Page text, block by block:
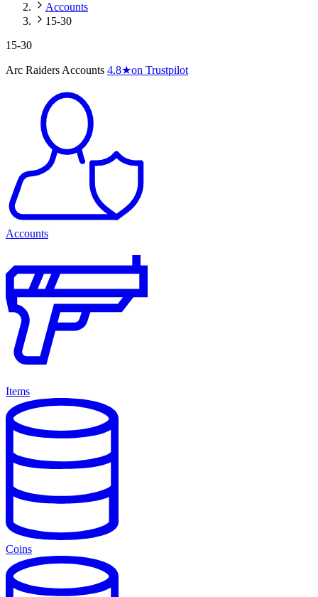
Accounts
15-30
15-30
Arc Raiders Accounts 4.8★on Trustpilot
Accounts
Items
Coins